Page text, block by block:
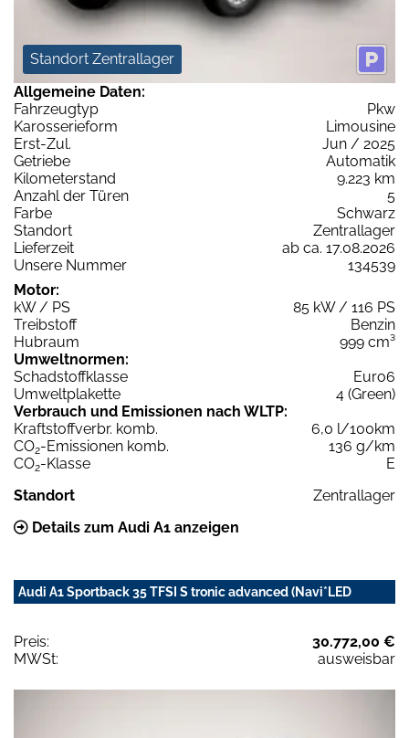
Standort Zentrallager
Allgemeine Daten:
Fahrzeugtyp
Pkw
Karosserieform
Limousine
Erst-Zul.
Jun / 2025
Getriebe
Automatik
Kilometerstand
9.223 km
Anzahl der Türen
5
Farbe
Schwarz
Standort
Zentrallager
Lieferzeit
ab ca. 17.08.2026
Unsere Nummer
134539
Motor:
kW / PS
85 kW / 116 PS
Treibstoff
Benzin
Hubraum
999 cm³
Umweltnormen:
Schadstoffklasse
Euro6
Umweltplakette
4 (Green)
Verbrauch und Emissionen nach WLTP:
Kraftstoffverbr. komb.
6,0 l/100km
CO2-Emissionen komb.
136 g/km
CO2-Klasse
E
Standort
Zentrallager
Details zum Audi A1 anzeigen
Audi A1 Sportback 35 TFSI S tronic advanced (Navi*LED
Preis:
30.772,00 €
MWSt:
ausweisbar